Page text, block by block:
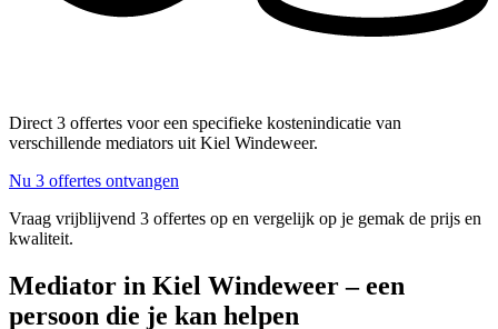
Direct 3 offertes voor een specifieke kostenindicatie van
verschillende mediators uit Kiel Windeweer.
Nu 3 offertes ontvangen
Vraag vrijblijvend 3 offertes op en vergelijk op je gemak de prijs en
kwaliteit.
Mediator in Kiel Windeweer – een
persoon die je kan helpen